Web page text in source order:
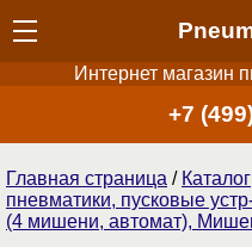
Интернет магазин
+7
Главная страница / Каталог
пневматики, пусковые
(4 мишени, автомат),